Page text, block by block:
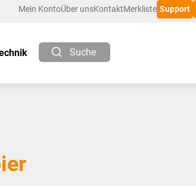
Mein KontoÜber unsKontaktMerkliste Support
Suche